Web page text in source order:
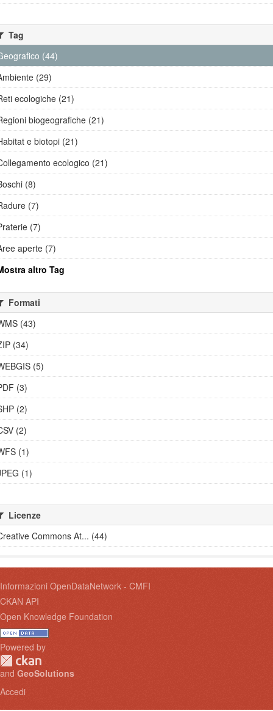
Tag
(44)
(29)
ecologiche (21)
biogeografiche (21)
e biotopi (21)
ecologico (21)
(8)
(7)
(7)
aperte (7)
altro Tag
Formati
(43)
(34)
(5)
(3)
(2)
(2)
(1)
(1)
Licenze
Commons At... (44)
Informazioni OpenDataNetwork - CMFI
CKAN API
Open Knowledge Foundation
Powered by
and GeoSolutions
Accedi